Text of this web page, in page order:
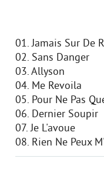
01. Jamais Sur De
02. Sans Danger
03. Allyson
04. Me Revoilа
05. Pour Ne Pas
06. Dernier Soupir
07. Je L'avoue
08. Rien Ne Peux